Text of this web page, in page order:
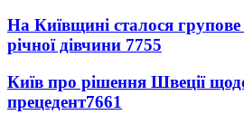
На Київщині сталося
річної дівчини 7755
Київ про рішення Швеції
прецедент7661